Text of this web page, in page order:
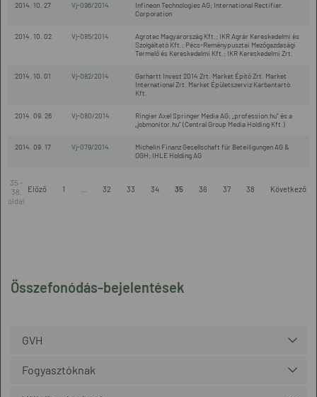
Összefonódás-bejelentések
GVH
Fogyasztóknak
2014. 10. 27 Vj-096/2014
Infineon Technologies AG; International Rectifier
Corporation
2014. 10. 02 Vj-085/2014
Agrotec Magyarország Kft.; IKR Agrár Kereskedelmi és
Szolgáltató Kft.; Pécs-Reménypusztai Mezőgazdasági
Termelő és Kereskedelmi Kft.; IKR Kereskedelmi Zrt.
2014. 10. 01 Vj-082/2014
Garhartt Invest 2014 Zrt. Market Építő Zrt. Market
International Zrt. Market Épületszerviz Karbantartó
Kft.
2014. 09. 26 Vj-080/2014
Ringier Axel Springer Media AG; „profession.hu” és a
„jobmonitor.hu” (Central Group Media Holding Kft.)
2014. 09. 17 Vj-079/2014
Michelin Finanz Gesellschaft für Beteiligungen AG &
OGH; IHLE Holding AG
35 -
38.
oldal
Előző 1 32 33 34 35 36 37 38 Következő